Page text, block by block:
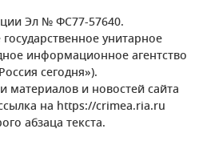
Эл № ФС77-57640.
унитарное
информационное агентство
сегодня»).
и новостей сайта
на https://crimea.ria.ru
абзаца текста.